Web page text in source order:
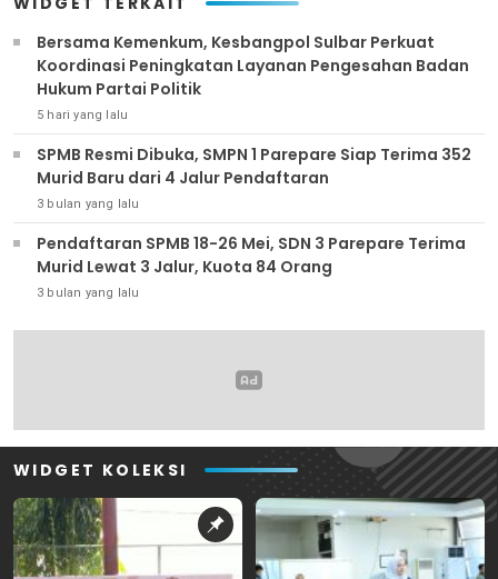
Bersama Kemenkum, Kesbangpol Sulbar Perkuat
Koordinasi Peningkatan Layanan Pengesahan Badan
Hukum Partai Politik
5 hari yang lalu
SPMB Resmi Dibuka, SMPN 1 Parepare Siap Terima 352
Murid Baru dari 4 Jalur Pendaftaran
3 bulan yang lalu
Pendaftaran SPMB 18-26 Mei, SDN 3 Parepare Terima
Murid Lewat 3 Jalur, Kuota 84 Orang
3 bulan yang lalu
WIDGET KOLEKSI